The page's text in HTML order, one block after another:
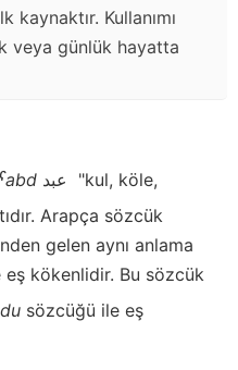
kaynaktır. Kullanımı
veya günlük hayatta
ˁabd
"kul, köle,
Arapça sözcük
gelen aynı anlama
eş kökenlidir. Bu sözcük
sözcüğü ile eş